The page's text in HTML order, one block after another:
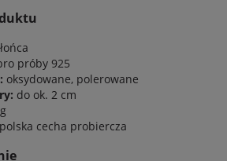
próby 925
oksydowane, polerowane
do ok. 2 cm
polska cecha probiercza